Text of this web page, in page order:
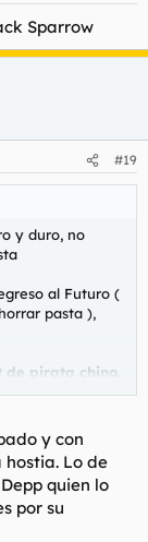
Sparrow
#19
y duro, no
al Futuro (
pasta ),
de pirata chino
y con
Lo de
quien lo
por su